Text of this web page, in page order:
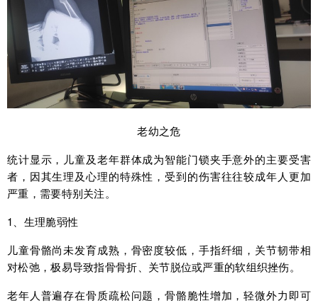
老幼之危
统计显示，儿童及老年群体成为智能门锁夹手意外的主要受害
者，因其生理及心理的特殊性，受到的伤害往往较成年人更加
严重，需要特别关注。
1、生理脆弱性
儿童骨骼尚未发育成熟，骨密度较低，手指纤细，关节韧带相
对松弛，极易导致指骨骨折、关节脱位或严重的软组织挫伤。
老年人普遍存在骨质疏松问题，骨骼脆性增加，轻微外力即可